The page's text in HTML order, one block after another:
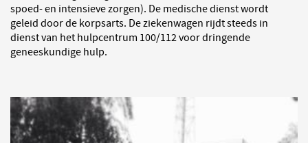
spoed- en intensieve zorgen). De medische dienst wordt
geleid door de korpsarts. De ziekenwagen rijdt steeds in
dienst van het hulpcentrum 100/112 voor dringende
geneeskundige hulp.